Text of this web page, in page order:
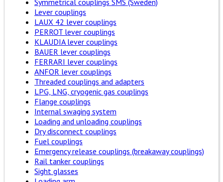
Lever couplings
LAUX 42 lever couplings
PERROT lever couplings
KLAUDIA lever couplings
BAUER lever couplings
FERRARI lever couplings
ANFOR lever couplings
Threaded couplings and adapters
LPG, LNG, cryogenic gas couplings
Flange couplings
Internal swaging system
Loading and unloading couplings
Dry disconnect couplings
Fuel couplings
Emergency release couplings (breakaway couplings)
Rail tanker couplings
Sight glasses